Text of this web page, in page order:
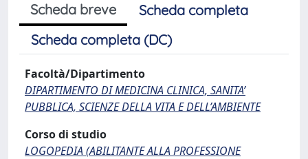
Scheda breve
Scheda completa
Scheda completa (DC)
Facoltà/Dipartimento
DIPARTIMENTO DI MEDICINA CLINICA, SANITA’
PUBBLICA, SCIENZE DELLA VITA E DELL’AMBIENTE
Corso di studio
LOGOPEDIA (ABILITANTE ALLA PROFESSIONE